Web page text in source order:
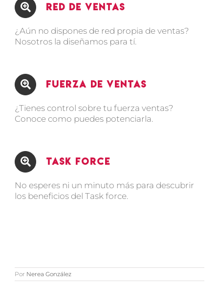
Red de Ventas
¿Aún no dispones de red propia de ventas?
Nosotros la diseñamos para tí.
Fuerza de Ventas
¿Tienes control sobre tu fuerza ventas?
Conoce como puedes potenciarla.
Task Force
No esperes ni un minuto más para descubrir
los beneficios del Task force.
Por Nerea González